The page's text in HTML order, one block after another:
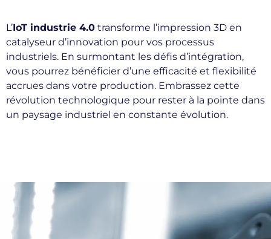
L’IoT industrie 4.0 transforme l’impression 3D en
catalyseur d’innovation pour vos processus
industriels. En surmontant les défis d’intégration,
vous pourrez bénéficier d’une efficacité et flexibilité
accrues dans votre production. Embrassez cette
révolution technologique pour rester à la pointe dans
un paysage industriel en constante évolution.